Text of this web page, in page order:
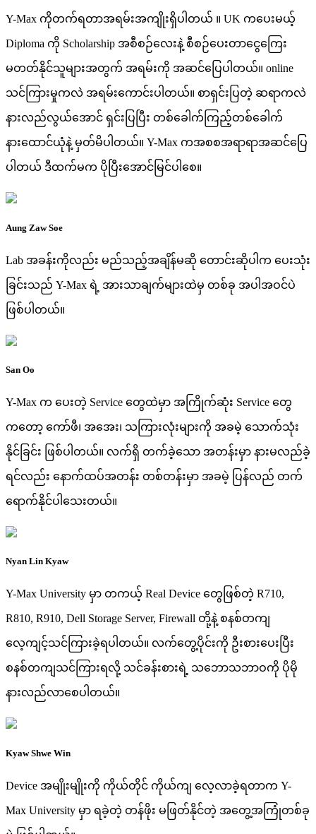
Y-Max ကိုတက်ရတာအရမ်းအကျိုးရှိပါတယ် ။ UK ကပေးမယ့်
Diploma ကို Scholarship အစီစဉ်လေးနဲ့ စီစဉ်ပေးတာငွေကြေး
မတတ်နိုင်သူများအတွက် အရမ်းကို အဆင်ပြေပါတယ်။ online
သင်ကြားမှုကလဲ အရမ်းကောင်းပါတယ်။ စာရှင်းပြတဲ့ ဆရာကလဲ
နားလည်လွယ်အောင် ရှင်းပြပြီး တစ်ခေါက်ကြည့်တစ်ခေါက်
နားထောင်ယုံနဲ့ မှတ်မိပါတယ်။ Y-Max ကအစစအရာရာအဆင်ပြေ
ပါတယ် ဒီထက်မက ပိုပြီးအောင်မြင်ပါစေ။
Aung Zaw Soe
Lab အခန်းကိုလည်း မည်သည့်အချိန်မဆို တောင်းဆိုပါက ပေးသုံး
ခြင်းသည် Y-Max ရဲ့ အားသာချက်များထဲမှ တစ်ခု အပါအဝင်ပဲ
ဖြစ်ပါတယ်။
San Oo
Y-Max က ပေးတဲ့ Service တွေထဲမှာ အကြိုက်ဆုံး Service တွေ
ကတော့ ကော်ဖီ၊ အအေး၊ သကြားလုံးများကို အခမဲ့ သောက်သုံး
နိုင်ခြင်း ဖြစ်ပါတယ်။ လက်ရှိ တက်ခဲ့သော အတန်းမှာ နားမလည်ခဲ့
ရင်လည်း နောက်ထပ်အတန်း တစ်တန်းမှာ အခမဲ့ ပြန်လည် တက်
ရောက်နိုင်ပါသေးတယ်။
Nyan Lin Kyaw
Y-Max University မှာ တကယ့် Real Device တွေဖြစ်တဲ့ R710,
R810, R910, Dell Storage Server, Firewall တို့နဲ့ စနစ်တကျ
လေ့ကျင့်သင်ကြားခဲ့ရပါတယ်။ လက်တွေ့ပိုင်းကို ဦးစားပေးပြီး
စနစ်တကျသင်ကြားရလို့ သင်ခန်းစားရဲ့ သဘောသဘာဝကို ပိုမို
နားလည်လာစေပါတယ်။
Kyaw Shwe Win
Device အမျိုးမျိုးကို ကိုယ်တိုင် ကိုယ်ကျ လေ့လာခဲ့ရတာက Y-
Max University မှာ ရခဲ့တဲ့ တန်ဖိုး မဖြတ်နိုင်တဲ့ အတွေ့အကြုံတစ်ခု